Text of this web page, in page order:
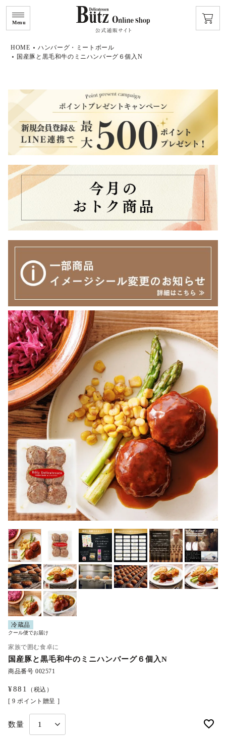
Menu
HOME
ハンバーグ・ミートボール
国産豚と黒毛和牛のミニハンバーグ６個入N
冷蔵品
クール便でお届け
家族で囲む食卓に
国産豚と黒毛和牛のミニハンバーグ６個入N
商品番号 002571
¥881
（税込）
[ 9 ポイント贈呈 ]